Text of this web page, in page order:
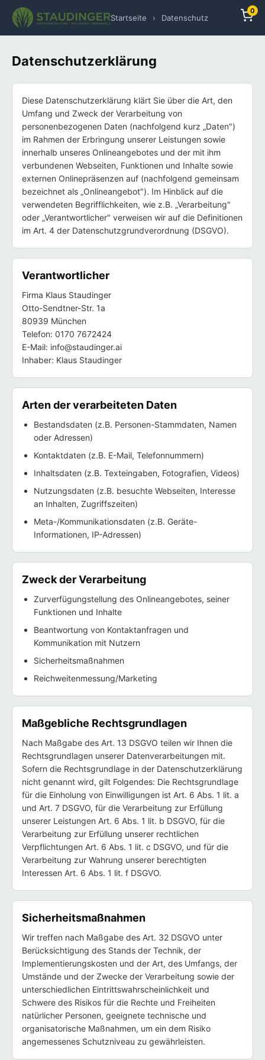
Startseite › Datenschutz
0
Datenschutzerklärung
Diese Datenschutzerklärung klärt Sie über die Art, den
Umfang und Zweck der Verarbeitung von
personenbezogenen Daten (nachfolgend kurz „Daten")
im Rahmen der Erbringung unserer Leistungen sowie
innerhalb unseres Onlineangebotes und der mit ihm
verbundenen Webseiten, Funktionen und Inhalte sowie
externen Onlinepräsenzen auf (nachfolgend gemeinsam
bezeichnet als „Onlineangebot"). Im Hinblick auf die
verwendeten Begrifflichkeiten, wie z.B. „Verarbeitung"
oder „Verantwortlicher" verweisen wir auf die Definitionen
im Art. 4 der Datenschutzgrundverordnung (DSGVO).
Verantwortlicher
Firma Klaus Staudinger
Otto-Sendtner-Str. 1a
80939 München
Telefon: 0170 7672424
E-Mail: info@staudinger.ai
Inhaber: Klaus Staudinger
Arten der verarbeiteten Daten
Bestandsdaten (z.B. Personen-Stammdaten, Namen
oder Adressen)
Kontaktdaten (z.B. E-Mail, Telefonnummern)
Inhaltsdaten (z.B. Texteingaben, Fotografien, Videos)
Nutzungsdaten (z.B. besuchte Webseiten, Interesse
an Inhalten, Zugriffszeiten)
Meta-/Kommunikationsdaten (z.B. Geräte-
Informationen, IP-Adressen)
Zweck der Verarbeitung
Zurverfügungstellung des Onlineangebotes, seiner
Funktionen und Inhalte
Beantwortung von Kontaktanfragen und
Kommunikation mit Nutzern
Sicherheitsmaßnahmen
Reichweitenmessung/Marketing
Maßgebliche Rechtsgrundlagen
Nach Maßgabe des Art. 13 DSGVO teilen wir Ihnen die
Rechtsgrundlagen unserer Datenverarbeitungen mit.
Sofern die Rechtsgrundlage in der Datenschutzerklärung
nicht genannt wird, gilt Folgendes: Die Rechtsgrundlage
für die Einholung von Einwilligungen ist Art. 6 Abs. 1 lit. a
und Art. 7 DSGVO, für die Verarbeitung zur Erfüllung
unserer Leistungen Art. 6 Abs. 1 lit. b DSGVO, für die
Verarbeitung zur Erfüllung unserer rechtlichen
Verpflichtungen Art. 6 Abs. 1 lit. c DSGVO, und für die
Verarbeitung zur Wahrung unserer berechtigten
Interessen Art. 6 Abs. 1 lit. f DSGVO.
Sicherheitsmaßnahmen
Wir treffen nach Maßgabe des Art. 32 DSGVO unter
Berücksichtigung des Stands der Technik, der
Implementierungskosten und der Art, des Umfangs, der
Umstände und der Zwecke der Verarbeitung sowie der
unterschiedlichen Eintrittswahrscheinlichkeit und
Schwere des Risikos für die Rechte und Freiheiten
natürlicher Personen, geeignete technische und
organisatorische Maßnahmen, um ein dem Risiko
angemessenes Schutzniveau zu gewährleisten.